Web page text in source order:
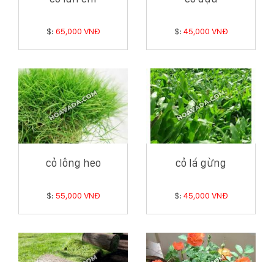
$: 65,000 VNĐ $: 45,000 VNĐ
cỏ lông heo
$: 55,000 VNĐ
cỏ lá gừng
$: 45,000 VNĐ